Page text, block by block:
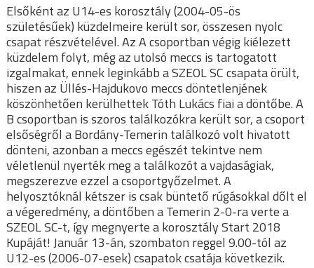
Elsőként az U14-es korosztály (2004-05-ös
születésűek) küzdelmeire került sor, összesen nyolc
csapat részvételével. Az A csoportban végig kiélezett
küzdelem folyt, még az utolsó meccs is tartogatott
izgalmakat, ennek leginkább a SZEOL SC csapata örült,
hiszen az Üllés-Hajdukovo meccs döntetlenjének
köszönhetően kerülhettek Tóth Lukács fiai a döntőbe. A
B csoportban is szoros találkozókra került sor, a csoport
elsőségről a Bordány-Temerin találkozó volt hivatott
dönteni, azonban a meccs egészét tekintve nem
véletlenül nyerték meg a találkozót a vajdaságiak,
megszerezve ezzel a csoportgyőzelmet. A
helyosztóknál kétszer is csak büntető rúgásokkal dőlt el
a végeredmény, a döntőben a Temerin 2-0-ra verte a
SZEOL SC-t, így megnyerte a korosztály Start 2018
Kupáját! Január 13-án, szombaton reggel 9.00-tól az
U12-es (2006-07-esek) csapatok csatája következik.